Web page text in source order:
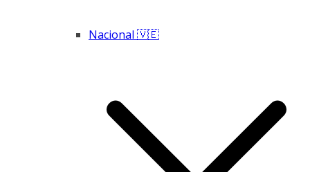
Nacional 🇻🇪